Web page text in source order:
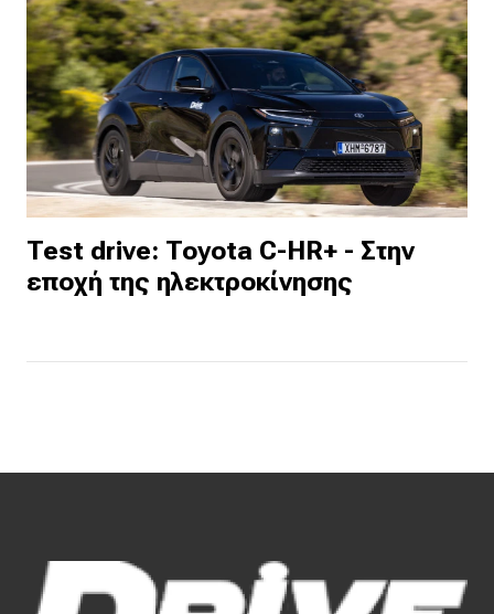
Test drive: Toyota C-HR+ - Στην
εποχή της ηλεκτροκίνησης